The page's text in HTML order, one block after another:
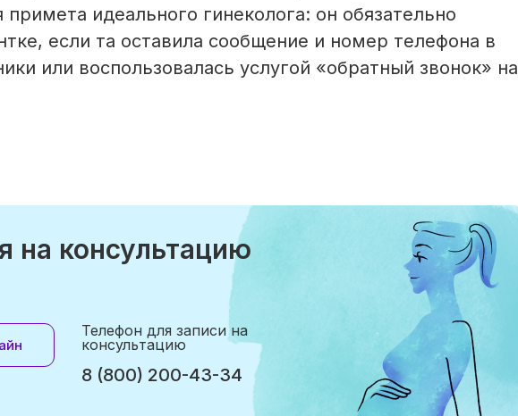
идеального гинеколога: он обязательно
если та оставила сообщение и номер телефона в
или воспользовалась услугой «обратный звонок» на
на консультацию
Телефон для записи на
консультацию
8 (800) 200-43-34